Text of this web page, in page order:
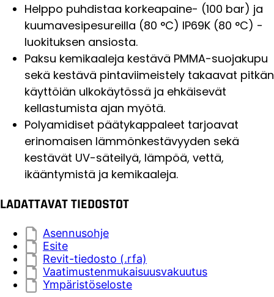
Helppo puhdistaa korkeapaine- (100 bar) ja
kuumavesipesureilla (80 °C) IP69K (80 °C) -
luokituksen ansiosta.
Paksu kemikaaleja kestävä PMMA-suojakupu
sekä kestävä pintaviimeistely takaavat pitkän
käyttöiän ulkokäytössä ja ehkäisevät
kellastumista ajan myötä.
Polyamidiset päätykappaleet tarjoavat
erinomaisen lämmönkestävyyden sekä
kestävät UV-säteilyä, lämpöä, vettä,
ikääntymistä ja kemikaaleja.
LADATTAVAT TIEDOSTOT
Asennusohje
Esite
Revit-tiedosto (.rfa)
Vaatimustenmukaisuusvakuutus
Ympäristöseloste